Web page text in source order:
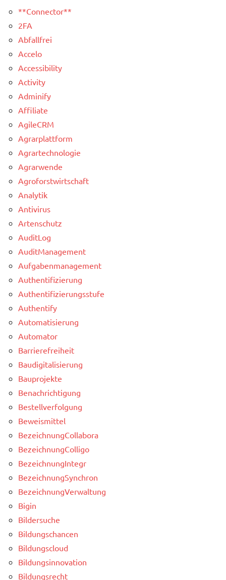
**Connector**
2FA
Abfallfrei
Accelo
Accessibility
Activity
Adminify
Affiliate
AgileCRM
Agrarplattform
Agrartechnologie
Agrarwende
Agroforstwirtschaft
Analytik
Antivirus
Artenschutz
AuditLog
AuditManagement
Aufgabenmanagement
Authentifizierung
Authentifizierungsstufe
Authentify
Automatisierung
Automator
Barrierefreiheit
Baudigitalisierung
Bauprojekte
Benachrichtigung
Bestellverfolgung
Beweismittel
BezeichnungCollabora
BezeichnungColligo
BezeichnungIntegr
BezeichnungSynchron
BezeichnungVerwaltung
Bigin
Bildersuche
Bildungschancen
Bildungscloud
Bildungsinnovation
Bildungsrecht